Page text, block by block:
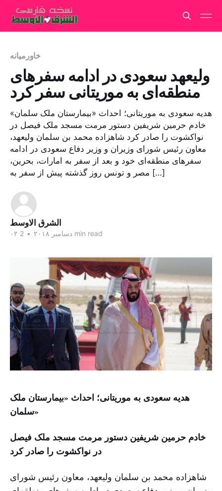
خاورمیانه
ولیعهد سعودی در ادامه سفرهای
منطقه‌ای به موریتانی سفر کرد
هدیه سعودی به موریتانی؛ احداث «بیمارستان ملک سلمان»
خادم حرمین شریفین دستور مرمت مسجد ملک فیصل در
نواکشوت را صادر کرد شاهزاده محمد بن سلمان ولیعهد،
معاون رئیس شورای وزیران و وزیر دفاع سعودی در ادامه
سفرهای منطقه‌ای خود و بعد از سفر به امارات، بحرین،
مصر و تونس روز گذشته پیش از سفر به […]
الشرق الاوسط
۰۲ دسامبر ۲۰۱۸ • 2 min read
هدیه سعودی به موریتانی؛ احداث «بیمارستان ملک
سلمان»
خادم حرمین شریفین دستور مرمت مسجد ملک فیصل
در نواکشوت را صادر کرد
شاهزاده محمد بن سلمان ولیعهد، معاون رئیس شورای